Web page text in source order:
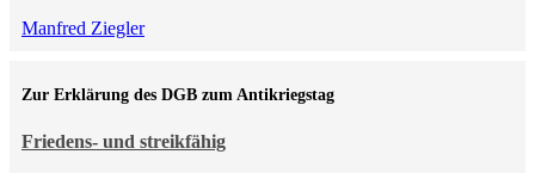
Manfred Ziegler
Friedens- und streikfähig
Zur Erklärung des DGB zum Antikriegstag